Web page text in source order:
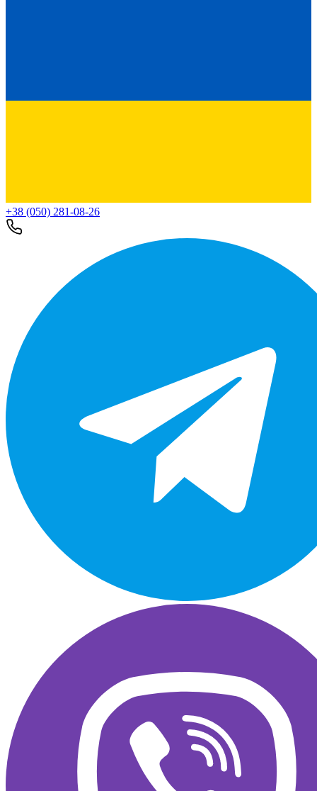
+38 (050) 281-08-26